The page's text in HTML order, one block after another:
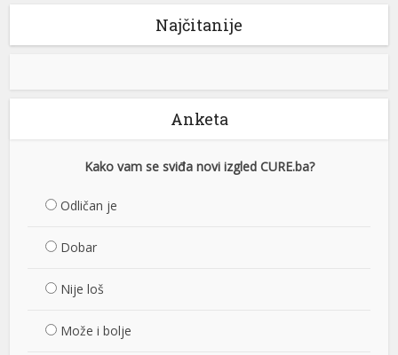
Najčitanije
Anketa
Kako vam se sviđa novi izgled CURE.ba?
Odličan je
Dobar
Nije loš
Može i bolje